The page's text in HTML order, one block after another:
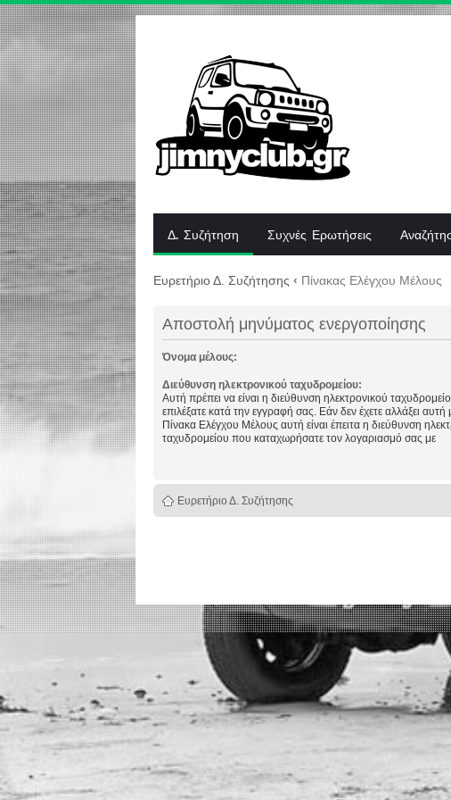
Δ. Συζήτηση Συχνές Ερωτήσεις
Ευρετήριο Δ. Συζήτησης ‹ Πίνακας Ελέγχου Μέλους
Αποστολή μηνύματος ενεργοποίησης
Όνομα μέλους:
Διεύθυνση ηλεκτρονικού ταχυδρομείου:
Αυτή πρέπει να είναι η διεύθυνση ηλεκτρονικού
επιλέξατε κατά την εγγραφή σας. Εάν δεν έχετε αλλάξει
Πίνακα Ελέγχου Μέλους αυτή είναι έπειτα η διεύθυνση
ταχυδρομείου που καταχωρήσατε τον λογαριασμό σας με
Ευρετήριο Δ. Συζήτησης